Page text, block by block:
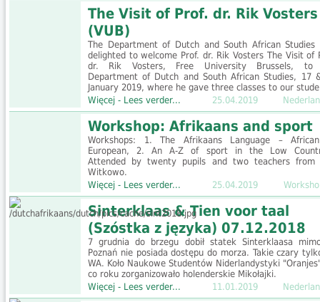
The Visit of Prof. dr. Rik Vosters
(VUB)
The Department of Dutch and South African Studies
delighted to welcome Prof. dr. Rik Vosters The Visit of
dr. Rik Vosters, Free University Brussels, to
Department of Dutch and South African Studies, 17
January 2019, where he gave three classes to our
Więcej - Lees verder...
25.04.2019
Workshop: Afrikaans and sport
Workshops: 1. The Afrikaans Language –
European, 2. An A-⁠Z of sport in the Low
Attended by twenty pupils and two teachers from
Witkowo.
Więcej - Lees verder...
25.04.2019
Sinterklaas & Tien voor taal
(Szóstka z języka) 07.12.2018
7 grudnia do brzegu dobił statek Sinterklaasa
Poznań nie posiada dostępu do morza. Takie czary
WA. Koło Naukowe Studentów Niderlandystyki
co roku zorganizowało holenderskie Mikołajki.
Więcej - Lees verder...
11.01.2019